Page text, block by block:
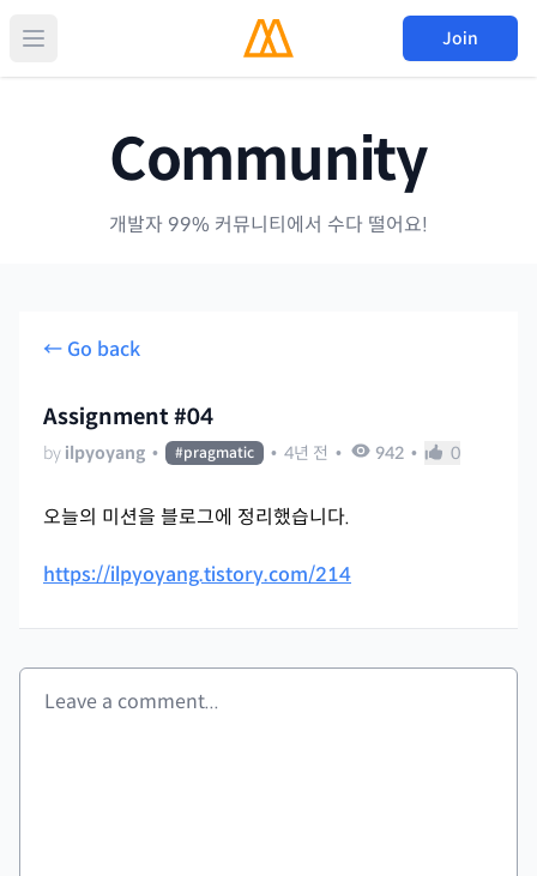
Join
Community
개발자 99% 커뮤니티에서 수다 떨어요!
← Go back
Assignment #04
by ilpyoyang • #pragmatic • 4년 전 • 942 • 0
오늘의 미션을 블로그에 정리했습니다.
https://ilpyoyang.tistory.com/214